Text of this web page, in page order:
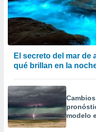
El secreto del mar de
qué brillan en la
modelo